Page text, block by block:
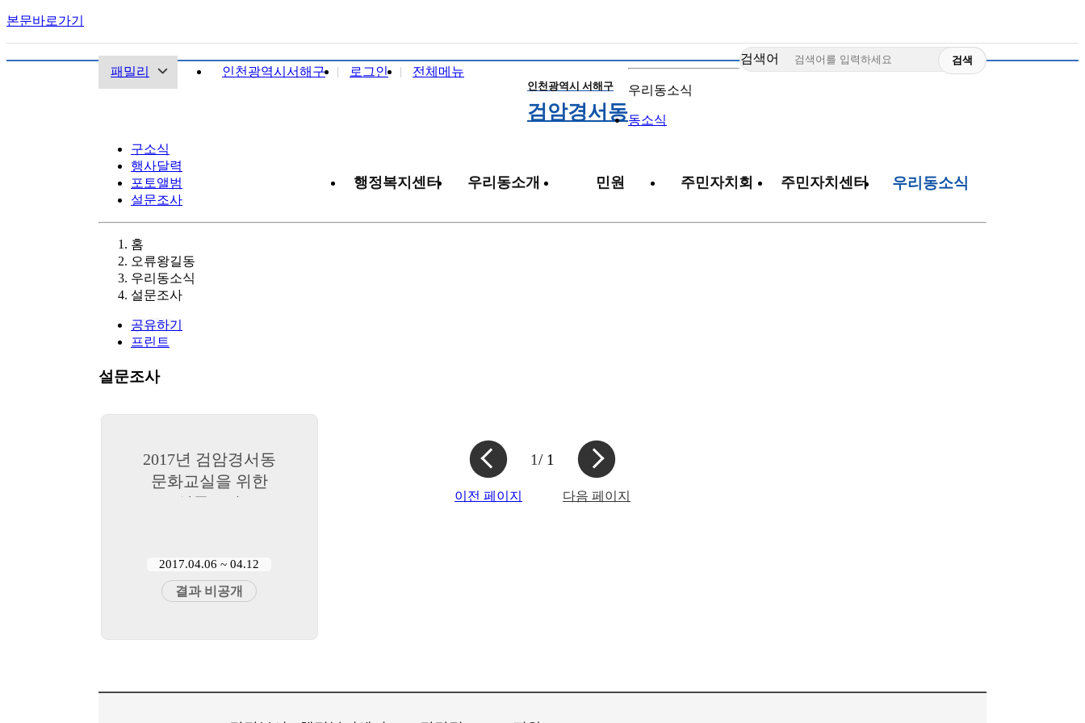
본문바로가기
패밀리 인천광역시서해구 로그인 전체메뉴
검색어
인천광역시 서해구
검암경서동
행정복지센터 우리동소개 민원 주민자치회 주민자치센터 우리동소식
우리동소식
동소식
구소식
행사달력
포토앨범
설문조사
홈
오류왕길동
우리동소식
설문조사
공유하기
프린트
설문조사
2017년 검암경서동
문화교실을 위한
설문조사
2017.04.06 ~ 04.12
결과 비공개
이전 페이지
1/ 1
다음 페이지